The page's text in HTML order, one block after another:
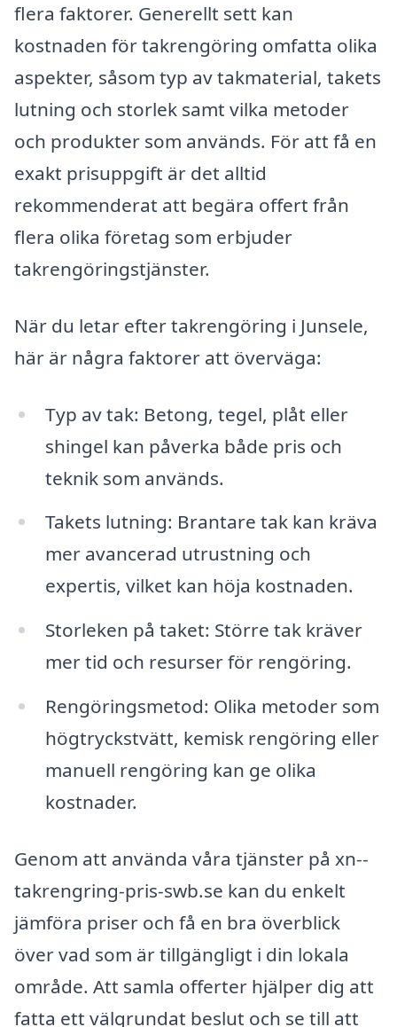
flera faktorer. Generellt sett kan
kostnaden för takrengöring omfatta olika
aspekter, såsom typ av takmaterial, takets
lutning och storlek samt vilka metoder
och produkter som används. För att få en
exakt prisuppgift är det alltid
rekommenderat att begära offert från
flera olika företag som erbjuder
takrengöringstjänster.
När du letar efter takrengöring i Junsele,
här är några faktorer att överväga:
Typ av tak: Betong, tegel, plåt eller
shingel kan påverka både pris och
teknik som används.
Takets lutning: Brantare tak kan kräva
mer avancerad utrustning och
expertis, vilket kan höja kostnaden.
Storleken på taket: Större tak kräver
mer tid och resurser för rengöring.
Rengöringsmetod: Olika metoder som
högtryckstvätt, kemisk rengöring eller
manuell rengöring kan ge olika
kostnader.
Genom att använda våra tjänster på xn--
takrengring-pris-swb.se kan du enkelt
jämföra priser och få en bra överblick
över vad som är tillgängligt i din lokala
område. Att samla offerter hjälper dig att
fatta ett välgrundat beslut och se till att